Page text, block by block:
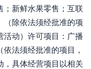
；新鲜水果零售；互联
（除依法须经批准的项
活动）许可项目：广播
法须经批准的项目，
，具体经营项目以相关